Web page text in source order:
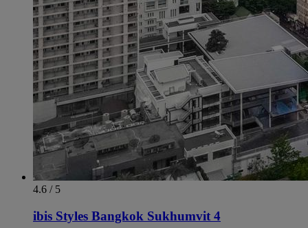
4.6 / 5
ibis Styles Bangkok Sukhumvit 4